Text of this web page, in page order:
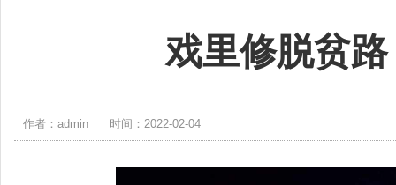
戏里修脱贫
作者：admin 时间：2022-02-04